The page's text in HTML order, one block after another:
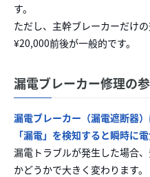
す。
ただし、主幹ブレーカーだけ
¥20,000前後が一般的です。
漏電ブレーカー修理の
漏電ブレーカー（漏電遮断器
「漏電」を検知すると瞬時に
漏電トラブルが発生した場合
かどうかで大きく変わります。